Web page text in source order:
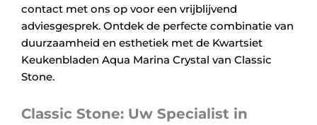
contact met ons op voor een vrijblijvend
adviesgesprek. Ontdek de perfecte combinatie van
duurzaamheid en esthetiek met de Kwartsiet
Keukenbladen Aqua Marina Crystal van Classic
Stone.
Classic Stone: Uw Specialist in